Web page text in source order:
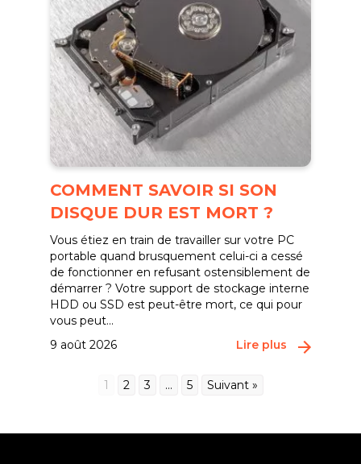
COMMENT SAVOIR SI SON
DISQUE DUR EST MORT ?
Vous étiez en train de travailler sur votre PC
portable quand brusquement celui-ci a cessé
de fonctionner en refusant ostensiblement de
démarrer ? Votre support de stockage interne
HDD ou SSD est peut-être mort, ce qui pour
vous peut...
9 août 2026
Lire plus
1 2 3 … 5 Suivant »